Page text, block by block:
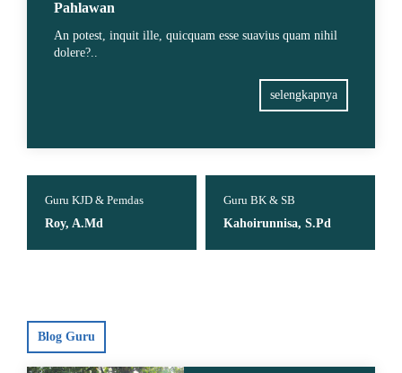
Pahlawan
An potest, inquit ille, quicquam esse suavius quam nihil
dolere?..
selengkapnya
Guru KJD & Pemdas
Roy, A.Md
Guru BK & SB
Kahoirunnisa, S.Pd
Blog Guru